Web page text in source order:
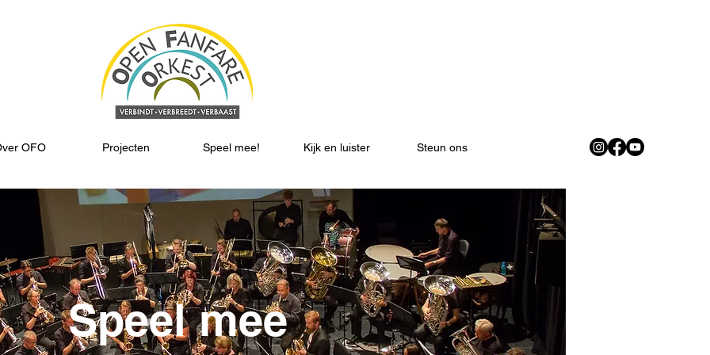
OFO Projecten Speel mee! Kijk en luister Steun ons
Speel mee